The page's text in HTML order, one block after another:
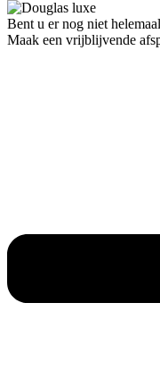
Bent u er nog niet
Maak een vrijblijvende